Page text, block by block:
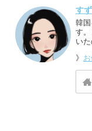
すず
韓
す
い
》